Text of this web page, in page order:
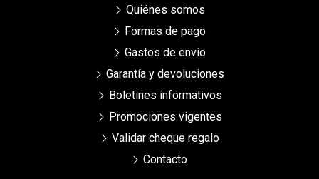
Quiénes somos
Formas de pago
Gastos de envío
Garantía y devoluciones
Boletines informativos
Promociones vigentes
Validar cheque regalo
Contacto